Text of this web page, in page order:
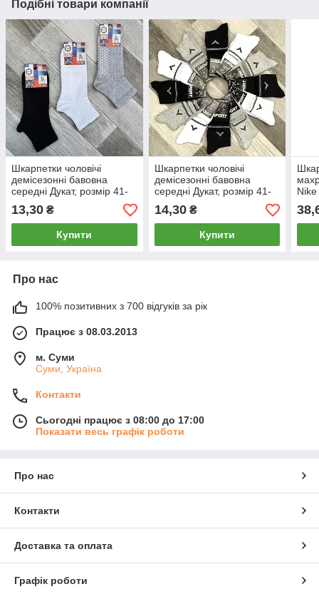
Подібні товари компанії
Шкарпетки чоловічі
демісезонні бавовна
середні Дукат, розмір 41-
45, асорті, 703
13,30 ₴
Купити
Шкарпетки чоловічі
демісезонні бавовна
середні Дукат, розмір 41-
45, асорті, 139
14,30₴
Купити
Про нас
100% позитивних з 700 відгуків за рік
Працює з 08.03.2013
м. Суми
Суми, Україна
Контакти
Сьогодні працює з 08:00 до 17:00
Показати весь графік роботи
Про нас
Контакти
Доставка та оплата
Графік роботи